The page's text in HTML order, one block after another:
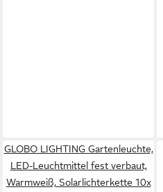
GLOBO LIGHTING Gartenleuchte,
LED-Leuchtmittel fest verbaut,
Warmweiß, Solarlichterkette 10x